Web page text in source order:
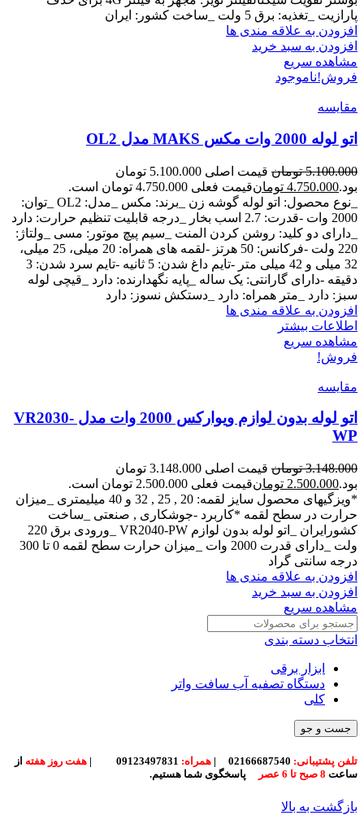
پارازیت _تغذیه: برق 5 ولت _ساخت کشور: ایران
افزودن به علاقه مندی ها
افزودن به سبد خرید
مشاهده سریع
فروش!ناموجود
مقایسه
اتو لوله 2000 وات مکس MAKS مدل OL2
5.100.000 تومان
قیمت اصلی 5.100.000 تومان
بود.4.750.000 تومانقیمت فعلی 4.750.000 تومان است.
_نوع محصول: اتو لوله گوشه زن _برند: مکس _مدل: OL2 _توان:
2000 وات -قدرت: 2.7 اسب بخار _درجه قابلیت تنظیم حرارت: دارد
_دارای دو کلید: روشن کردن المنت _سیم پیچ موتور: مسی _ولتاژ:
220 ولت -فرکانس: 50 هرتز -لقمه های همراه: 20 میلی، 25 میلی،
32 میلی و 42 میلی متر -تایم داغ شدن: 5 ثانیه -تایم سرد شدن: 3
دقیقه -دارای گارانتی: یک ساله _پایه نگهدارنده: دارد _قیچی لوله
سبز: دارد _متر همراه: دارد _دستکش نسوز: دارد
افزودن به علاقه مندی ها
اطلاعات بیشتر
مشاهده سریع
فروش!
مقایسه
اتو لوله بدون لوازم ویوارکس 2000 وات مدل VR2030-
WP
3.148.000 تومان
قیمت اصلی 3.148.000 تومان
بود.2.500.000 تومانقیمت فعلی 2.500.000 تومان است.
*ویزگیهای محصول سایز لقمه: 20 , 25 , 32 و 40 میلیمتری _میزان
حرارت در سطح لقمه *کاربرد -جوشکاری , صنعتی _ساخت
کشورایران _اتو لوله بدون لوازم VR2040-PW _ورودی برق 220
ولت _دارای قدرت 2000 وات _میزان حرارت سطح لقمه 0 تا 300
درجه سانتی گراد
افزودن به علاقه مندی ها
افزودن به سبد خرید
مشاهده سریع
انتخاب دسته بندی
ابزار برقی
دستگاه تصفیه آب سافت واتر
کلی
جست و جو
تلفن پشتیبانی: | همراه: | هفت روز هفته از
ساعت 8 صبح تا 6 عصر پاسخگوی شما هستیم.
بازگشت به بالا